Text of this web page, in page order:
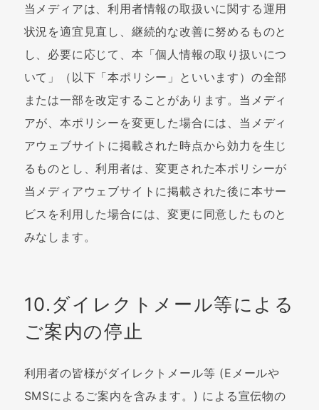
当メディアは、利用者情報の取扱いに関する運用
状況を適宜見直し、継続的な改善に努めるものと
し、必要に応じて、本「個人情報の取り扱いにつ
いて」（以下「本ポリシー」といいます）の全部
または一部を改定することがあります。当メディ
アが、本ポリシーを変更した場合には、当メディ
アウェブサイトに掲載された時点から効力を生じ
るものとし、利用者は、変更された本ポリシーが
当メディアウェブサイトに掲載された後に本サー
ビスを利用した場合には、変更に同意したものと
みなします。
10.ダイレクトメール等による
ご案内の停止
利用者の皆様がダイレクトメール等 (Eメールや
SMSによるご案内を含みます。) による宣伝物の